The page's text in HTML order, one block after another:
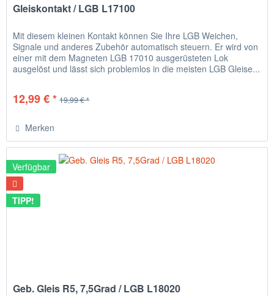
Gleiskontakt / LGB L17100
Mit diesem kleinen Kontakt können Sie Ihre LGB Weichen,
Signale und anderes Zubehör automatisch steuern. Er wird von
einer mit dem Magneten LGB 17010 ausgerüsteten Lok
ausgelöst und lässt sich problemlos in die meisten LGB Gleise...
12,99 € * 19,99 € *
Merken
Verfügbar
TIPP!
Geb. Gleis R5, 7,5Grad / LGB L18020